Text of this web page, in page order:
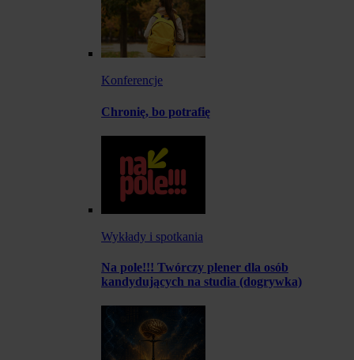
Konferencje
Chronię, bo potrafię
Wykłady i spotkania
Na pole!!! Twórczy plener dla osób
kandydujących na studia (dogrywka)